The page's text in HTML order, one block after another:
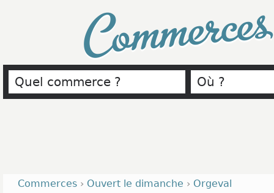
Commerces › Ouvert le dimanche › Orgeval